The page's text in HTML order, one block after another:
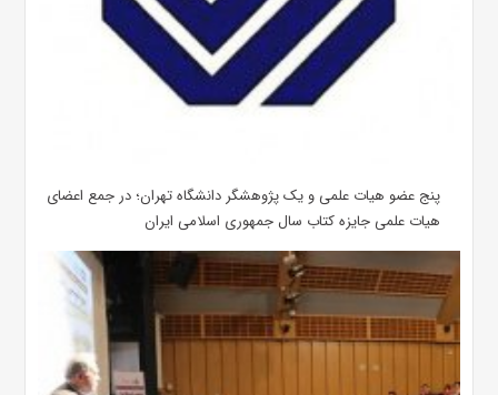
پنج عضو هیات علمی و یک پژوهشگر دانشگاه تهران؛ در جمع اعضای
هیات علمی جایزه کتاب سال جمهوری اسلامی ایران